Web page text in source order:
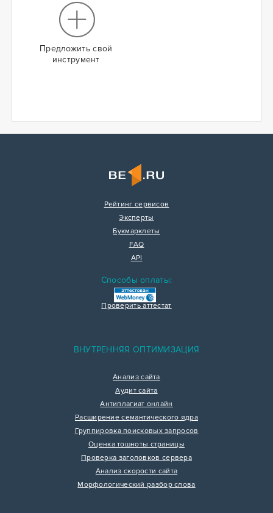
Предложить свой
инструмент
Рейтинг сервисов
Эксперты
Букмарклеты
FAQ
API
Способы оплаты:
Проверить аттестат
ВНУТРЕННЯЯ ОПТИМИЗАЦИЯ
Анализ сайта
Аудит сайта
Антиплагиат онлайн
Расширение семантического ядра
Группировка поисковых запросов
Оценка тошноты страницы
Проверка заголовков сервера
Анализ скорости сайта
Морфологический разбор слова